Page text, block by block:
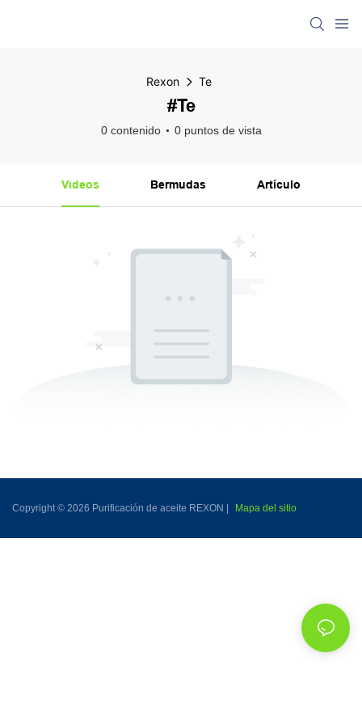
Rexon Te
#Te
0 contenido 0 puntos de vista
Videos Bermudas Artículo
Copyright © 2026 Purificación de aceite REXON | Mapa del sitio